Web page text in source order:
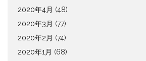
2020年4月 (48)
2020年3月 (77)
2020年2月 (74)
2020年1月 (68)